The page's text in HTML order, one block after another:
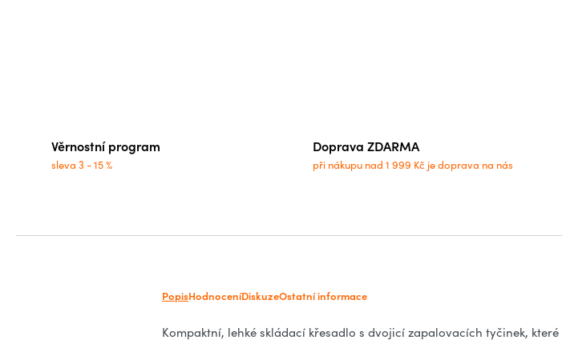
Věrnostní program
sleva 3 - 15 %
Doprava ZDARMA
při nákupu nad 1 999 Kč je doprava na nás
PopisHodnoceníDiskuzeOstatní informace
Kompaktní, lehké skládací křesadlo s dvojicí zapalovacích tyčinek,